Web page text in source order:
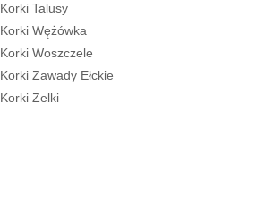
Korki Talusy
Korki Wężówka
Korki Woszczele
Korki Zawady Ełckie
Korki Zelki